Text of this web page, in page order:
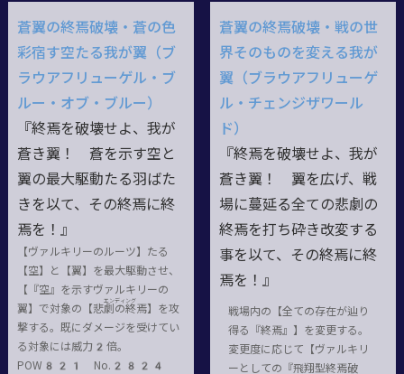
蒼翼の終焉破壊・蒼の色
彩宿す空たる我が翼（ブ
ラウアフリューゲル・ブ
ルー・オブ・ブルー）
『終焉を破壊せよ、我が
蒼き翼！ 蒼を示す空と
翼の最大駆動たる羽ばた
きを以て、その終焉に終
焉を！』
【ヴァルキリーのルーツ】たる
【空】と【翼】を最大駆動させ、
【『空』を示すヴァルキリーの
翼】で対象の【悲劇 の
エンディング
終焉】を攻
撃する。既にダメージを受けてい
る対象には威力2倍。
POW821 No.2824
蒼翼の終焉破壊・戦の世
界そのものを変える我が
翼（ブラウアフリューゲ
ル・チェンジザワール
ド）
『終焉を破壊せよ、我が
蒼き翼！ 翼を広げ、戦
場に蔓延る全ての悲劇の
終焉を打ち砕き改変する
事を以て、その終焉に終
焉を！』
戦場内の【全ての存在が辿り
得る『終焉』】を変更する。
変更度に応じて【ヴァルキリ
ーとしての『飛翔型終焉破